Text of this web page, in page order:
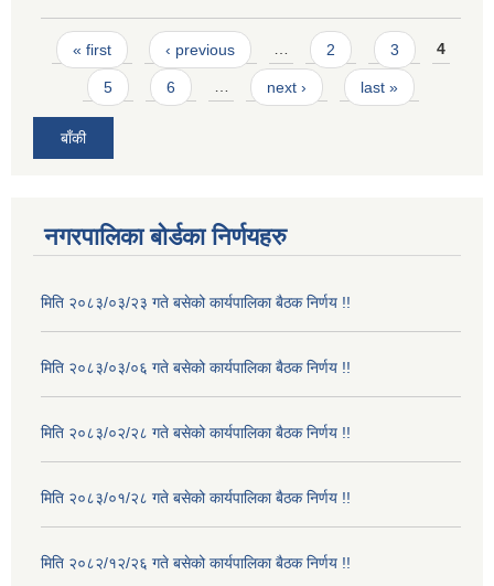
Pages
« first ‹ previous … 2 3 4
5 6 … next › last »
बाँकी
नगरपालिका बोर्डका निर्णयहरु
मिति २०८३/०३/२३ गते बसेको कार्यपालिका बैठक निर्णय !!
मिति २०८३/०३/०६ गते बसेको कार्यपालिका बैठक निर्णय !!
मिति २०८३/०२/२८ गते बसेको कार्यपालिका बैठक निर्णय !!
मिति २०८३/०१/२८ गते बसेको कार्यपालिका बैठक निर्णय !!
मिति २०८२/१२/२६ गते बसेको कार्यपालिका बैठक निर्णय !!